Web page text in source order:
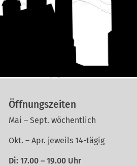
Öffnungszeiten
Mai – Sept. wöchentlich
Okt. – Apr. jeweils 14-tägig
Di: 17.00 – 19.00 Uhr